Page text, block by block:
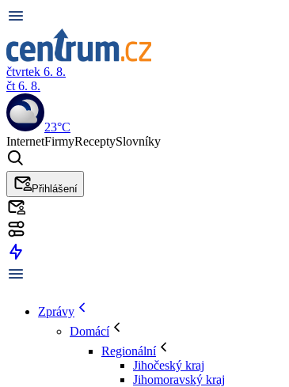
čtvrtek 6. 8.
čt 6. 8.
23°C
InternetFirmyReceptySlovníky
Přihlášení
Zprávy
Domácí
Regionální
Jihočeský kraj
Jihomoravský kraj